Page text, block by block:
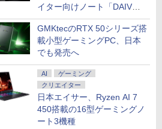
イター向けノート「DAIV
Z5」
GMKtecのRTX 50シリーズ搭
載小型ゲーミングPC、日本
でも発売へ
AI
ゲーミング
クリエイター
日本エイサー、Ryzen AI 7
450搭載の16型ゲーミングノ
ート3機種